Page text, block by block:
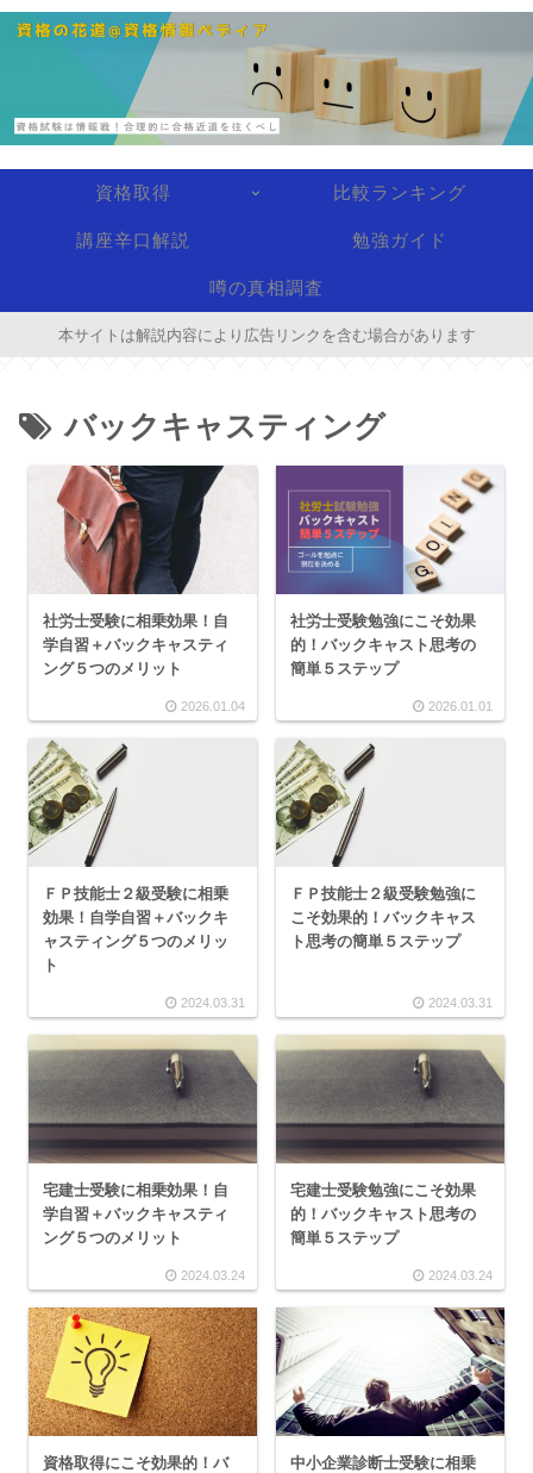
資格取得 比較ランキング
講座辛口解説 勉強ガイド
噂の真相調査
本サイトは解説内容により広告リンクを含む場合があります
バックキャスティング
社労士受験に相乗効果！自
学自習＋バックキャスティ
ング５つのメリット
2026.01.04
社労士受験勉強にこそ効果
的！バックキャスト思考の
簡単５ステップ
2026.01.01
ＦＰ技能士２級受験に相乗
効果！自学自習＋バックキ
ャスティング５つのメリッ
ト
2024.03.31
ＦＰ技能士２級受験勉強に
こそ効果的！バックキャス
ト思考の簡単５ステップ
2024.03.31
宅建士受験に相乗効果！自
学自習＋バックキャスティ
ング５つのメリット
2024.03.24
宅建士受験勉強にこそ効果
的！バックキャスト思考の
簡単５ステップ
2024.03.24
資格取得にこそ効果的！バ
中小企業診断士受験に相乗